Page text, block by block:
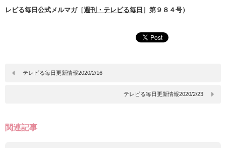
レビる毎日公式メルマガ［週刊・テレビる毎日 ］第９８４号）
テレビる毎日更新情報2020/2/16
テレビる毎日更新情報2020/2/23
関連記事